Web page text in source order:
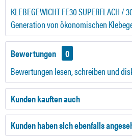
KLEBEGEWICHT FE30 SUPERFLACH /
Generation von ökonomischen
Bewertungen
0
Bewertungen lesen, schreiben und
Kunden kauften auch
Kunden haben sich ebenfalls